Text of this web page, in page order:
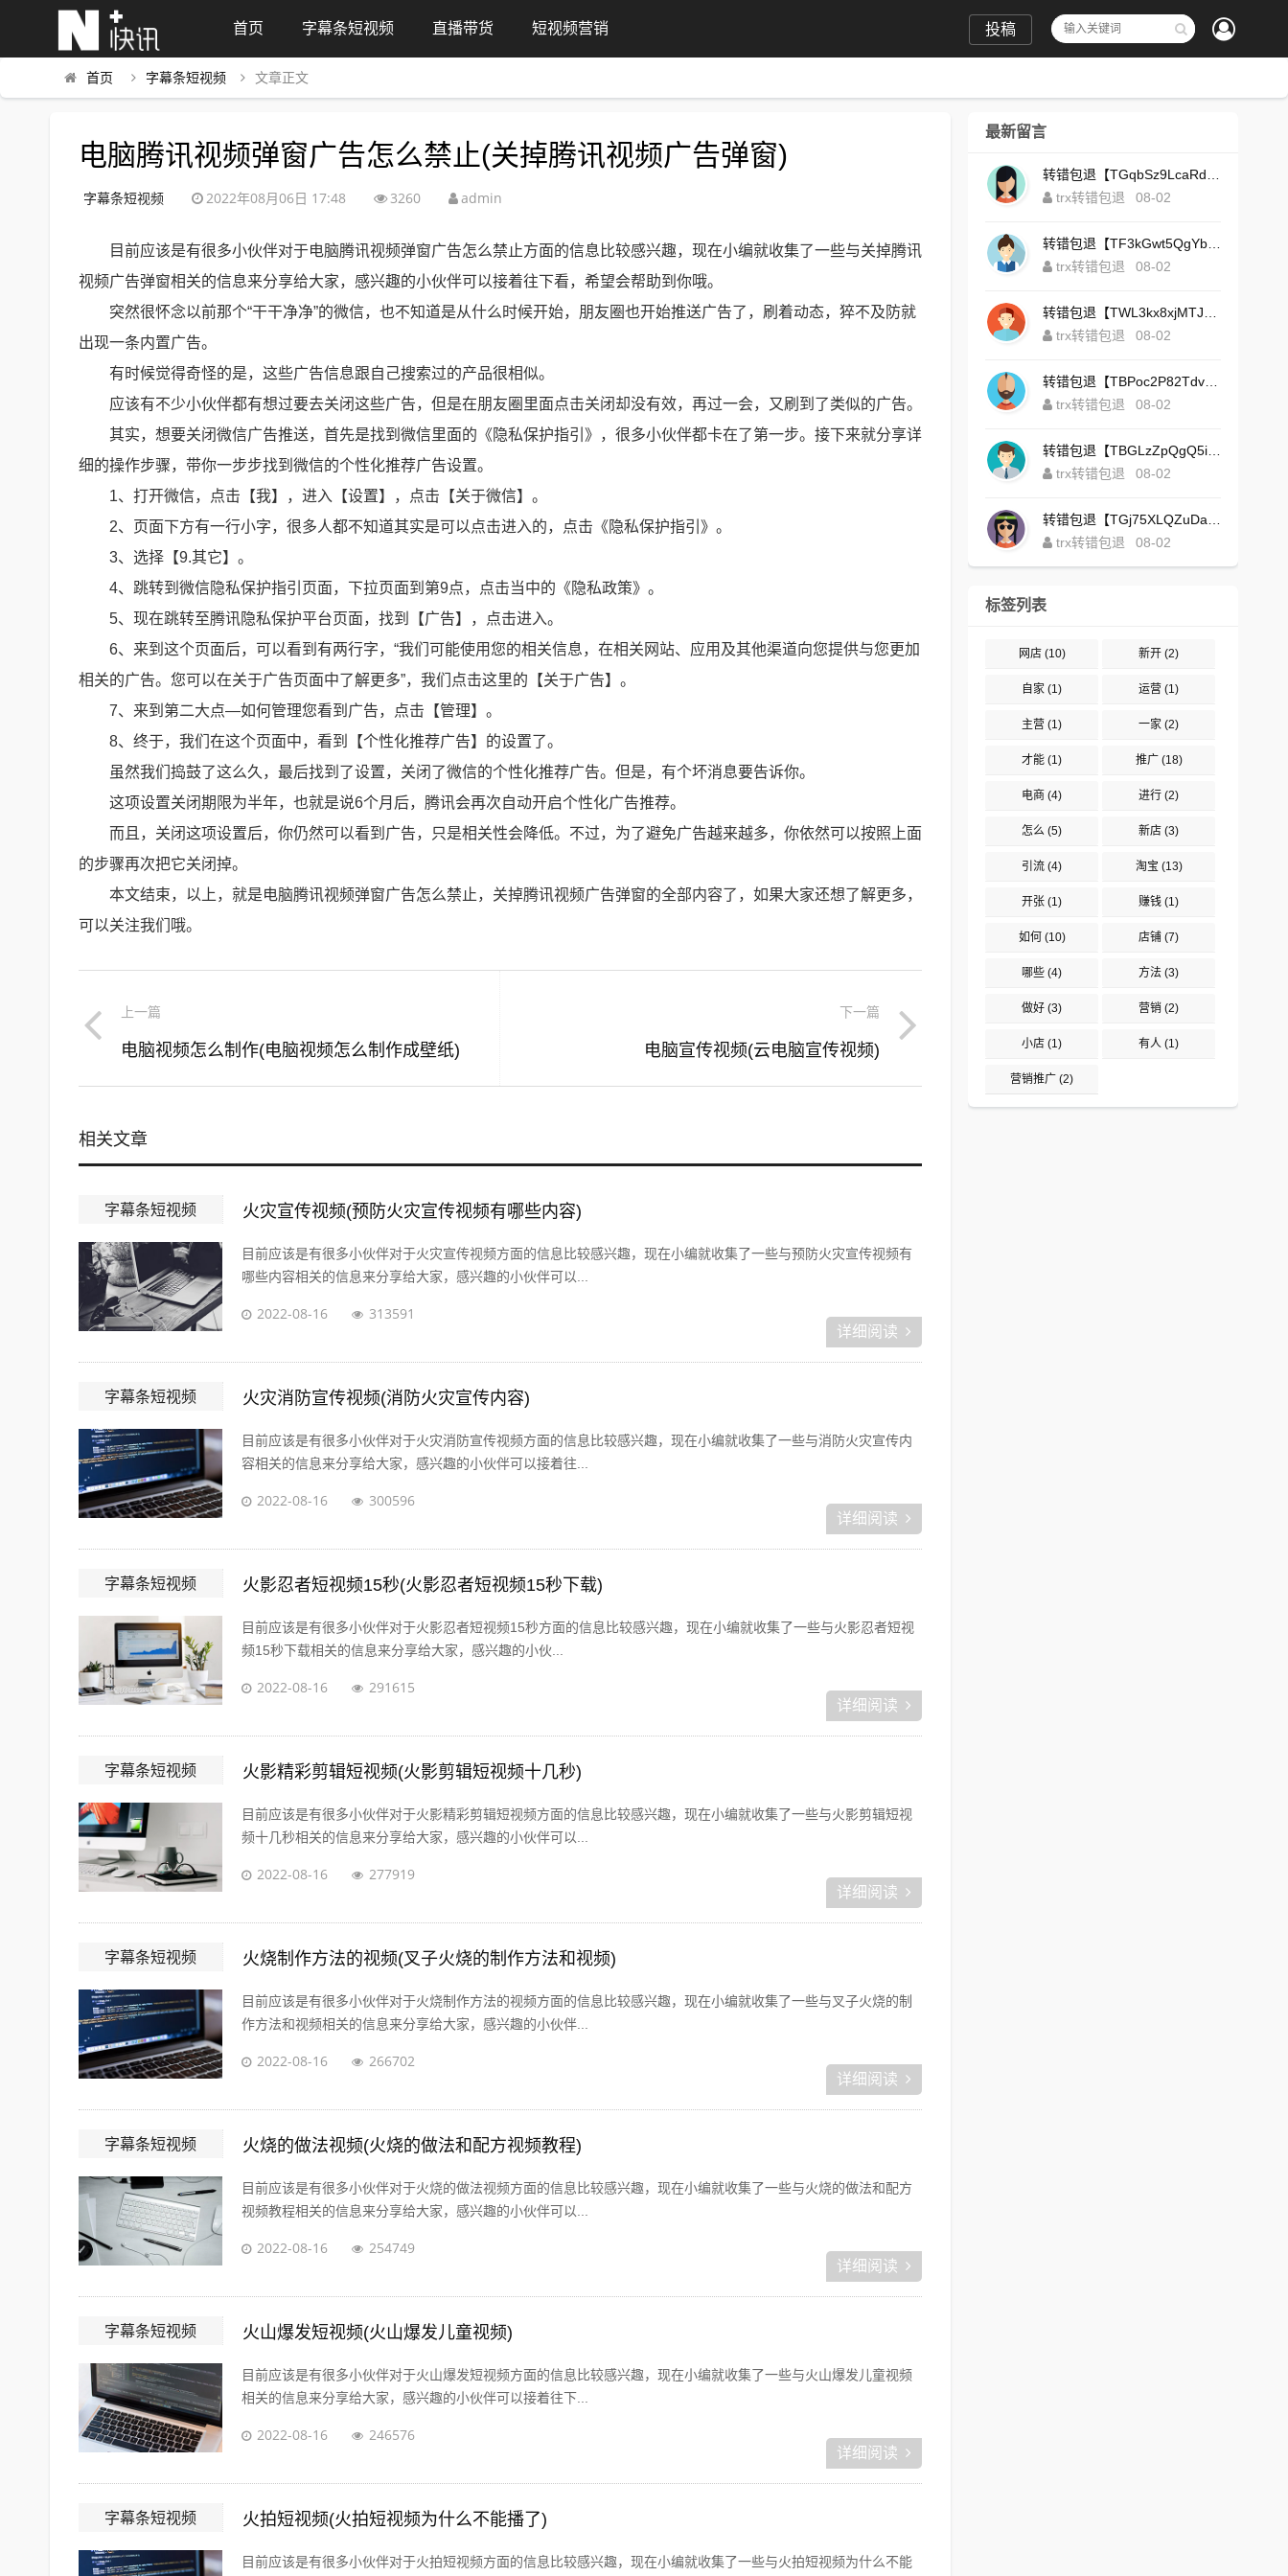
首页 字幕条短视频 直播带货 短视频营销 投稿
首页 字幕条短视频 文章正文
电脑腾讯视频弹窗广告怎么禁止(关掉腾讯视频广告弹窗)
字幕条短视频 2022年08月06日 17:48 3260 admin
目前应该是有很多小伙伴对于电脑腾讯视频弹窗广告怎么禁止方面的信息比较感兴趣，现在小编就收集了一些与关掉腾讯
视频广告弹窗相关的信息来分享给大家，感兴趣的小伙伴可以接着往下看，希望会帮助到你哦。
突然很怀念以前那个“干干净净”的微信，也不知道是从什么时候开始，朋友圈也开始推送广告了，刷着动态，猝不及防就
出现一条内置广告。
有时候觉得奇怪的是，这些广告信息跟自己搜索过的产品很相似。
应该有不少小伙伴都有想过要去关闭这些广告，但是在朋友圈里面点击关闭却没有效，再过一会，又刷到了类似的广告。
其实，想要关闭微信广告推送，首先是找到微信里面的《隐私保护指引》，很多小伙伴都卡在了第一步。接下来就分享详
细的操作步骤，带你一步步找到微信的个性化推荐广告设置。
1、打开微信，点击【我】，进入【设置】，点击【关于微信】。
2、页面下方有一行小字，很多人都不知道其实是可以点击进入的，点击《隐私保护指引》。
3、选择【9.其它】。
4、跳转到微信隐私保护指引页面，下拉页面到第9点，点击当中的《隐私政策》。
5、现在跳转至腾讯隐私保护平台页面，找到【广告】，点击进入。
6、来到这个页面后，可以看到有两行字，“我们可能使用您的相关信息，在相关网站、应用及其他渠道向您提供与您更加
相关的广告。您可以在关于广告页面中了解更多”，我们点击这里的【关于广告】。
7、来到第二大点—如何管理您看到广告，点击【管理】。
8、终于，我们在这个页面中，看到【个性化推荐广告】的设置了。
虽然我们捣鼓了这么久，最后找到了设置，关闭了微信的个性化推荐广告。但是，有个坏消息要告诉你。
这项设置关闭期限为半年，也就是说6个月后，腾讯会再次自动开启个性化广告推荐。
而且，关闭这项设置后，你仍然可以看到广告，只是相关性会降低。不过，为了避免广告越来越多，你依然可以按照上面
的步骤再次把它关闭掉。
本文结束，以上，就是电脑腾讯视频弹窗广告怎么禁止，关掉腾讯视频广告弹窗的全部内容了，如果大家还想了解更多，
可以关注我们哦。
上一篇
电脑视频怎么制作(电脑视频怎么制作成壁纸)
下一篇
电脑宣传视频(云电脑宣传视频)
相关文章
字幕条短视频 火灾宣传视频(预防火灾宣传视频有哪些内容)
目前应该是有很多小伙伴对于火灾宣传视频方面的信息比较感兴趣，现在小编就收集了一些与预防火灾宣传视频有
哪些内容相关的信息来分享给大家，感兴趣的小伙伴可以...
2022-08-16 313591
详细阅读
字幕条短视频 火灾消防宣传视频(消防火灾宣传内容)
目前应该是有很多小伙伴对于火灾消防宣传视频方面的信息比较感兴趣，现在小编就收集了一些与消防火灾宣传内
容相关的信息来分享给大家，感兴趣的小伙伴可以接着往...
2022-08-16 300596
详细阅读
字幕条短视频 火影忍者短视频15秒(火影忍者短视频15秒下载)
目前应该是有很多小伙伴对于火影忍者短视频15秒方面的信息比较感兴趣，现在小编就收集了一些与火影忍者短视
频15秒下载相关的信息来分享给大家，感兴趣的小伙...
2022-08-16 291615
详细阅读
字幕条短视频 火影精彩剪辑短视频(火影剪辑短视频十几秒)
目前应该是有很多小伙伴对于火影精彩剪辑短视频方面的信息比较感兴趣，现在小编就收集了一些与火影剪辑短视
频十几秒相关的信息来分享给大家，感兴趣的小伙伴可以...
2022-08-16 277919
详细阅读
字幕条短视频 火烧制作方法的视频(叉子火烧的制作方法和视频)
目前应该是有很多小伙伴对于火烧制作方法的视频方面的信息比较感兴趣，现在小编就收集了一些与叉子火烧的制
作方法和视频相关的信息来分享给大家，感兴趣的小伙伴...
2022-08-16 266702
详细阅读
字幕条短视频 火烧的做法视频(火烧的做法和配方视频教程)
目前应该是有很多小伙伴对于火烧的做法视频方面的信息比较感兴趣，现在小编就收集了一些与火烧的做法和配方
视频教程相关的信息来分享给大家，感兴趣的小伙伴可以...
2022-08-16 254749
详细阅读
字幕条短视频 火山爆发短视频(火山爆发儿童视频)
目前应该是有很多小伙伴对于火山爆发短视频方面的信息比较感兴趣，现在小编就收集了一些与火山爆发儿童视频
相关的信息来分享给大家，感兴趣的小伙伴可以接着往下...
2022-08-16 246576
详细阅读
字幕条短视频 火拍短视频(火拍短视频为什么不能播了)
目前应该是有很多小伙伴对于火拍短视频方面的信息比较感兴趣，现在小编就收集了一些与火拍短视频为什么不能
最新留言
trx转错包退
08-02
trx转错包退
08-02
trx转错包退
08-02
trx转错包退
08-02
trx转错包退
08-02
trx转错包退
08-02
标签列表
网店(10) 新开 (2)
自家 (1) 运营 (1)
主营 (1) 一家 (2)
才能 (1) 推广(18)
电商 (4) 进行 (2)
怎么 (5) 新店 (3)
引流 (4) 淘宝 (13)
开张 (1) 赚钱 (1)
如何 (10) 店铺 (7)
哪些 (4) 方法 (3)
做好 (3) 营销 (2)
小店 (1) 有人 (1)
营销推广 (2)